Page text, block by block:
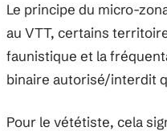
Le principe du micro-
au VTT, certains
faunistique et la
binaire autorisé/interdit
Pour le vététiste, cela